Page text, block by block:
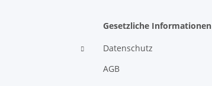
Gesetzliche Informationen
Datenschutz
AGB